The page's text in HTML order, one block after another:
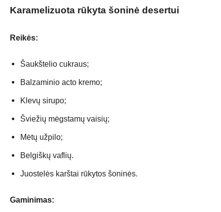
Karamelizuota rūkyta šoninė desertui
Reikės:
Šaukštelio cukraus;
Balzaminio acto kremo;
Klevų sirupo;
Šviežių mėgstamų vaisių;
Mėtų užpilo;
Belgiškų vaflių.
Juostelės karštai rūkytos šoninės.
Gaminimas: